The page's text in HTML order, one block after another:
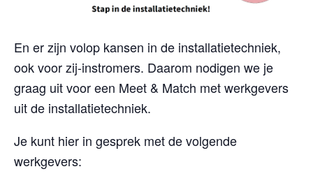
En er zijn volop kansen in de installatietechniek,
ook voor zij-instromers. Daarom nodigen we je
graag uit voor een Meet & Match met werkgevers
uit de installatietechniek.
Je kunt hier in gesprek met de volgende
werkgevers: